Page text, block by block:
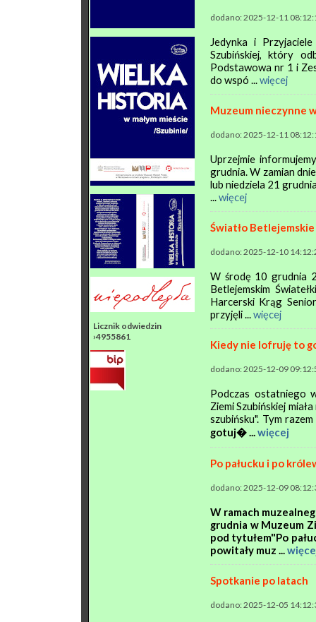
Licznik odwiedzin
›4955861
dodano: 2025-12-11
Jedynka i
Szubińskiej, który
Podstawowa nr 1 i
do wspó ...więcej
Muzeum nieczynne
dodano: 2025-12-11
Uprzejmie
grudnia. W zamian
lub niedziela 21
...więcej
Światło
dodano: 2025-12-10
W środę 10 grudnia
Betlejemskim
Harcerski Krąg
przyjęli ...więcej
Kiedy nie lofruję to
dodano: 2025-12-09
Podczas ostatniego
Ziemi Szubińskiej
szubińsku". Tym
gotuj� ...więcej
Po pałucku i po
dodano: 2025-12-09
W ramach
grudnia w Muzeum
pod tytułem"Po
powitały muz ...
Spotkanie po latach
dodano: 2025-12-05